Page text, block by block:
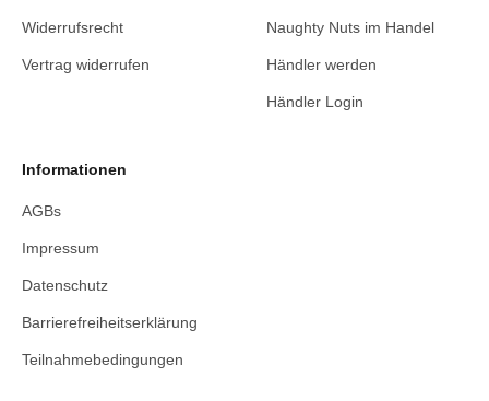
Widerrufsrecht
Vertrag widerrufen
Naughty Nuts im Handel
Händler werden
Händler Login
Informationen
AGBs
Impressum
Datenschutz
Barrierefreiheitserklärung
Teilnahmebedingungen